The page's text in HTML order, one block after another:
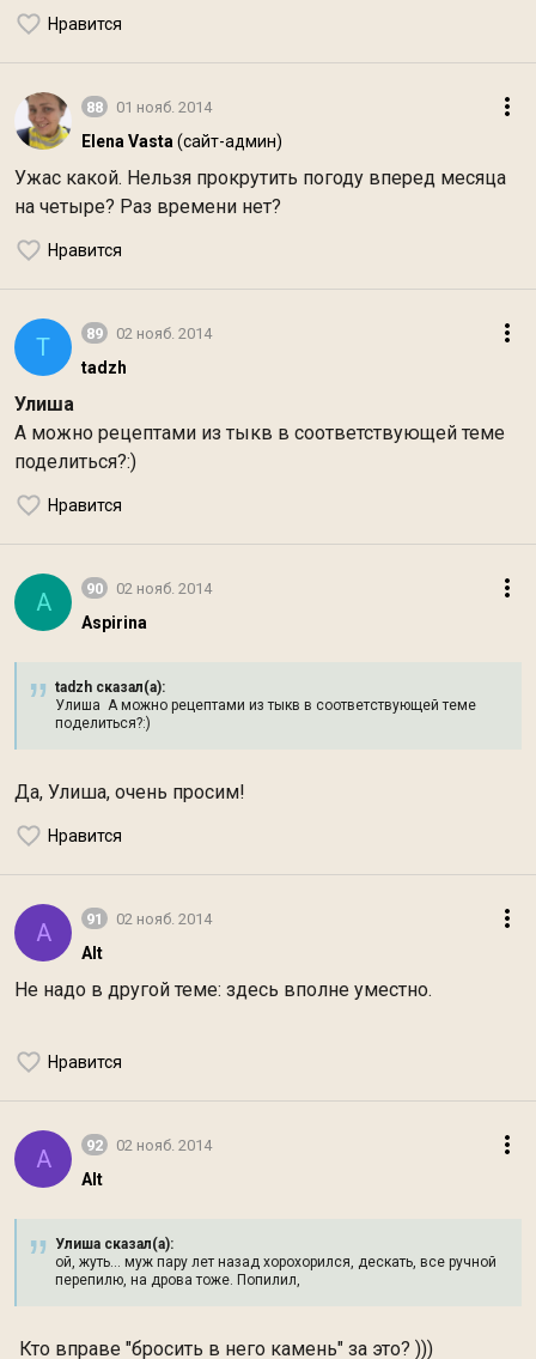
Нравится
88 01 нояб. 2014
Elena Vasta (сайт-админ)
Ужас какой. Нельзя прокрутить погоду вперед месяца
на четыре? Раз времени нет?
Нравится
T 89 02 нояб. 2014
tadzh
Улиша
А можно рецептами из тыкв в соответствующей теме
поделиться?:)
Нравится
A 90 02 нояб. 2014
Aspirina
tadzh сказал(а):
Улиша А можно рецептами из тыкв в соответствующей теме
поделиться?:)
Да, Улиша, очень просим!
Нравится
A 91 02 нояб. 2014
Alt
Не надо в другой теме: здесь вполне уместно.
Нравится
A 92 02 нояб. 2014
Alt
Улиша сказал(а):
ой, жуть... муж пару лет назад хорохорился, дескать, все ручной
перепилю, на дрова тоже. Попилил,
Кто вправе "бросить в него камень" за это? )))